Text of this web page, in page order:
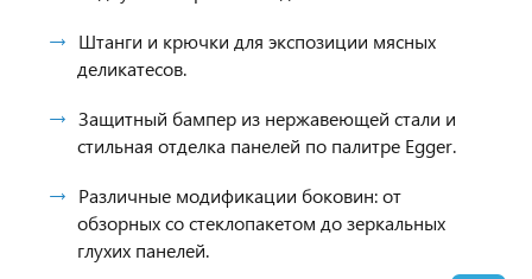
Штанги и крючки для экспозиции мясных
деликатесов.
Защитный бампер из нержавеющей стали и
стильная отделка панелей по палитре Egger.
Различные модификации боковин: от
обзорных со стеклопакетом до зеркальных
глухих панелей.